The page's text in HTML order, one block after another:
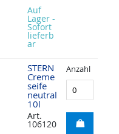
Auf
Lager -
Sofort
lieferb
ar
STERN
Creme
seife
neutral
10l
Art.
106120
Anzahl